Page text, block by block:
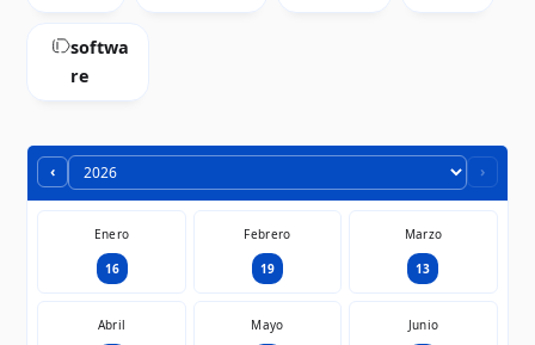
softwa
re
‹ ›
Enero
16
Febrero
19
Marzo
13
Abril Mayo Junio